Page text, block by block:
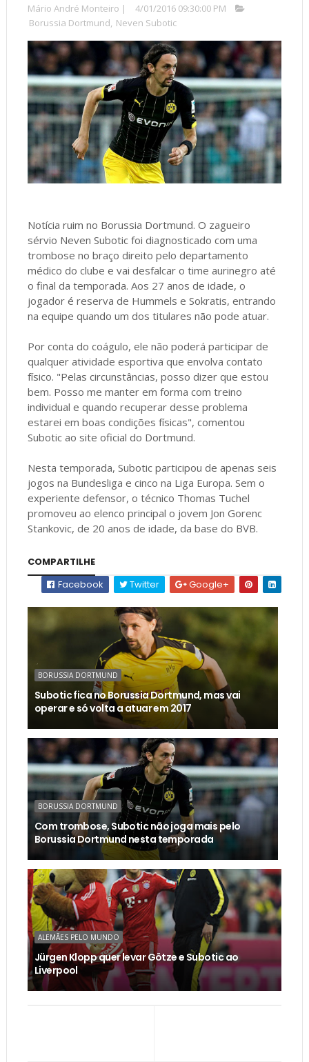
Mário André Monteiro |
4/01/2016 09:30:00 PM
Borussia Dortmund, Neven Subotic
Notícia ruim no Borussia Dortmund. O zagueiro
sérvio Neven Subotic foi diagnosticado com uma
trombose no braço direito pelo departamento
médico do clube e vai desfalcar o time aurinegro até
o final da temporada. Aos 27 anos de idade, o
jogador é reserva de Hummels e Sokratis, entrando
na equipe quando um dos titulares não pode atuar.
Por conta do coágulo, ele não poderá participar de
qualquer atividade esportiva que envolva contato
físico. "Pelas circunstâncias, posso dizer que estou
bem. Posso me manter em forma com treino
individual e quando recuperar desse problema
estarei em boas condições físicas", comentou
Subotic ao site oficial do Dortmund.
Nesta temporada, Subotic participou de apenas seis
jogos na Bundesliga e cinco na Liga Europa. Sem o
experiente defensor, o técnico Thomas Tuchel
promoveu ao elenco principal o jovem Jon Gorenc
Stankovic, de 20 anos de idade, da base do BVB.
COMPARTILHE
Facebook
Twitter Google+
BORUSSIA DORTMUND
Subotic fica no Borussia Dortmund, mas vai
operar e só volta a atuar em 2017
BORUSSIA DORTMUND
Com trombose, Subotic não joga mais pelo
Borussia Dortmund nesta temporada
ALEMÃES PELO MUNDO
Jürgen Klopp quer levar Götze e Subotic ao
Liverpool